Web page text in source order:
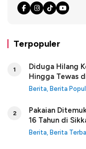
Terpopuler
1
Diduga Hilang
Hingga Tewas
Berita, Berita
2
Pakaian
16 Tahun di
Berita, Berita